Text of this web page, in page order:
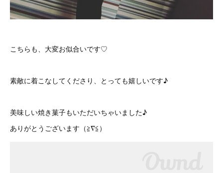
こちらも、大変お似合いです♡
素敵に着こなしてくださり、とっても嬉しいです♪
美味しい焼き菓子もいただいちゃいました♪
ありがとうございます（≧∇≦）